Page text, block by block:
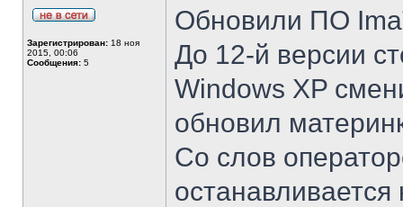
Зарегистрирован: 18 ноя
2015, 00:06
Сообщения: 5
Обновили ПО
До 12-й версии
Windows XP
обновил
Со слов